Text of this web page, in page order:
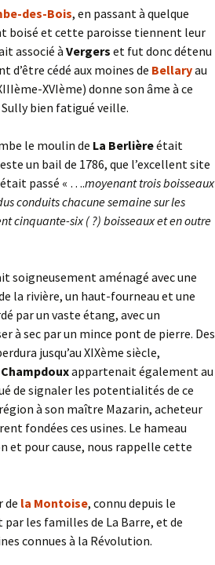
des-Bois, en passant à quelque
boisé et cette paroisse tiennent leur
associé à Vergers et fut donc détenu
d’être cédé aux moines de Bellaryau
XVIème) donne son âme à ce
bien fatigué veille.
le moulin de La Berlièreétait
un bail de 1786, que l’excellent site
passé « ….moyenant trois boisseaux
conduits chacune semaine sur les
cinquante-six ( ?) boisseaux et en outre
soigneusement aménagé avec une
la rivière, un haut-fourneau et une
par un vaste étang, avec un
à sec par un mince pont de pierre. Des
jusqu’au XIXème siècle,
Champdouxappartenait également au
de signaler les potentialités de ce
à son maître Mazarin, acheteur
fondées ces usines. Le hameau
et pour cause, nous rappelle cette
de la Montoise, connu depuis le
par les familles de La Barre, et de
connues à la Révolution.